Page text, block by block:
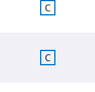
C
C